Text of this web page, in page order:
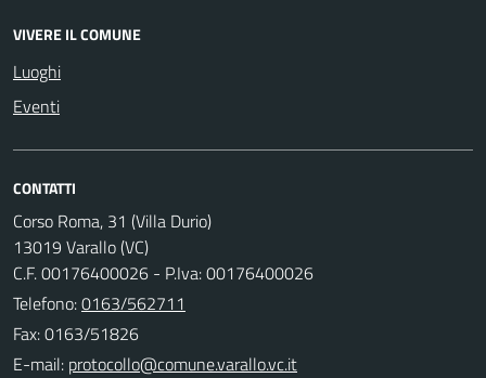
VIVERE IL COMUNE
Luoghi
Eventi
CONTATTI
Corso Roma, 31 (Villa Durio)
13019 Varallo (VC)
C.F. 00176400026 - P.Iva: 00176400026
Telefono:0163/562711
Fax: 0163/51826
E-mail: